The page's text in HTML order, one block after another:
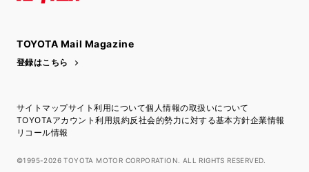
TOYOTA Mail Magazine
登録はこちら
サイトマップサイト利用について個人情報の取扱いについて
TOYOTAアカウント利用規約反社会的勢力に対する基本方針企業情報
リコール情報
©1995-2026 TOYOTA MOTOR CORPORATION. ALL RIGHTS RESERVED.